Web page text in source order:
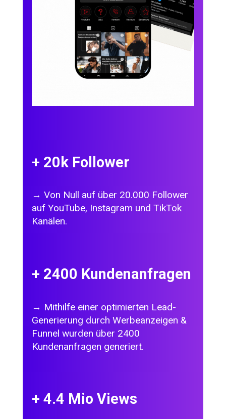
+ 20 k Follower
→ Von Null auf über 20.000 Follower
auf YouTube, Instagram und TikTok
Kanälen.
+ 2400 Kundenanfragen
→ Mithilfe einer optimierten Lead-
Generierung durch Werbeanzeigen &
Funnel wurden über 2400
Kundenanfragen generiert.
+ 4.4 Mio Views